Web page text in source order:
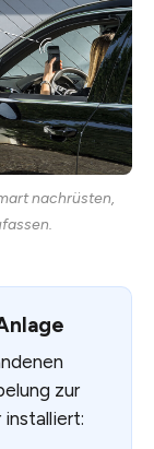
nachrüsten,
zur
installiert: